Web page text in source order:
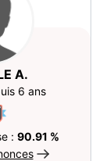
A.
6 ans
: 90.91 %